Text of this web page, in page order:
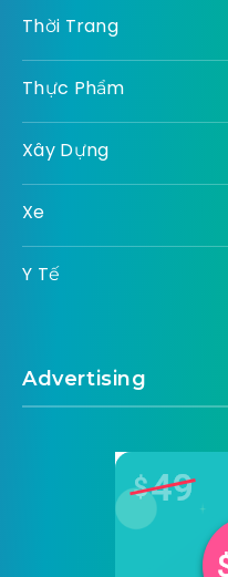
Thời Trang
Thực Phẩm
Xây Dựng
Xe
Y Tế
Advertising